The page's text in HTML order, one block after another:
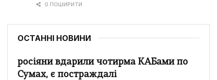
0 ПОШИРИТИ
ОСТАННІ НОВИНИ
росіяни вдарили чотирма КАБами по
Сумах, є постраждалі